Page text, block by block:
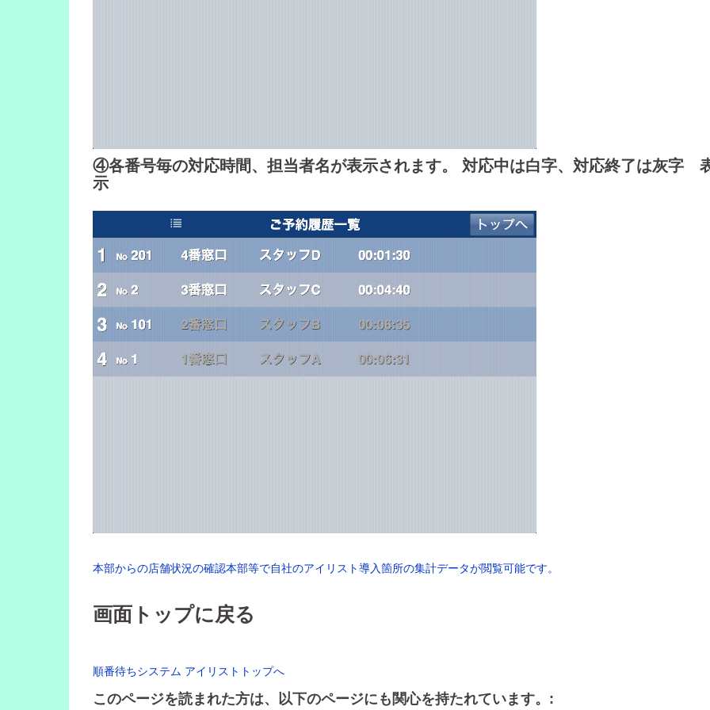
④各番号毎の対応時間、担当者名が表示されます。 対応中は白字、対応終了は灰字
示
本部からの店舗状況の確認本部等で自社のアイリスト導入箇所の集計データが閲覧可能です。
画面トップに戻る
順番待ちシステム アイリストトップへ
このページを読まれた方は、以下のページにも関心を持たれています。: